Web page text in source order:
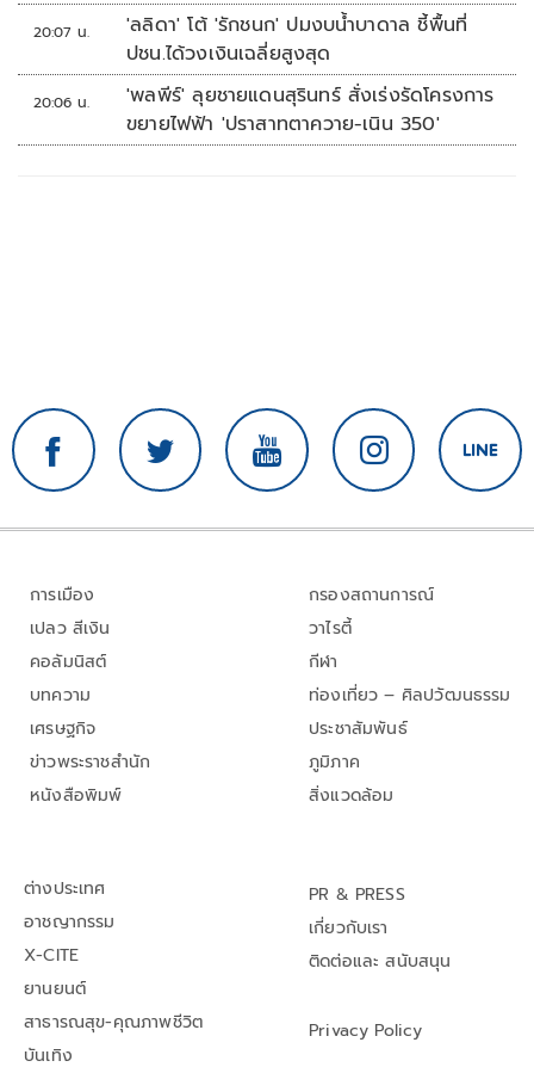
20:07 น.
'ลลิดา' โต้ 'รักชนก' ปมงบน้ำบาดาล ชี้พื้นที่
ปชน.ได้วงเงินเฉลี่ยสูงสุด
20:06 น.
'พลพีร์' ลุยชายแดนสุรินทร์ สั่งเร่งรัดโครงการ
ขยายไฟฟ้า 'ปราสาทตาควาย-เนิน 350'
การเมือง
เปลว สีเงิน
คอลัมนิสต์
บทความ
เศรษฐกิจ
ข่าวพระราชสำนัก
หนังสือพิมพ์
กรองสถานการณ์
วาไรตี้
กีฬา
ท่องเที่ยว – ศิลปวัฒนธรรม
ประชาสัมพันธ์
ภูมิภาค
สิ่งแวดล้อม
ต่างประเทศ
อาชญากรรม
X-CITE
ยานยนต์
สาธารณสุข-คุณภาพชีวิต
บันเทิง
PR & PRESS
เกี่ยวกับเรา
ติดต่อและ สนับสนุน
Privacy Policy